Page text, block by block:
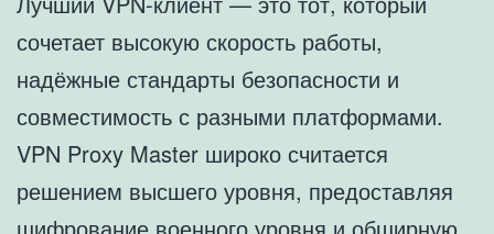
сочетает высокую скорость работы,
надёжные стандарты безопасности и
совместимость с разными платформами.
VPN Proxy Master широко считается
решением высшего уровня, предоставляя